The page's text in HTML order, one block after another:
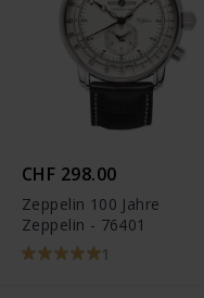
CHF 298.00
Zeppelin 100 Jahre
Zeppelin - 76401
1